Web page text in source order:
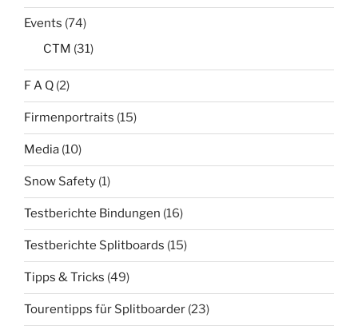
Events (74)
CTM (31)
F A Q (2)
Firmenportraits (15)
Media (10)
Snow Safety (1)
Testberichte Bindungen (16)
Testberichte Splitboards (15)
Tipps & Tricks (49)
Tourentipps für Splitboarder (23)